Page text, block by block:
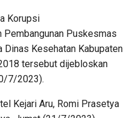
Korupsi
Pembangunan Puskesmas
Dinas Kesehatan Kabupaten
tersebut dijebloskan
7/2023).
Kejari Aru, Romi Prasetya